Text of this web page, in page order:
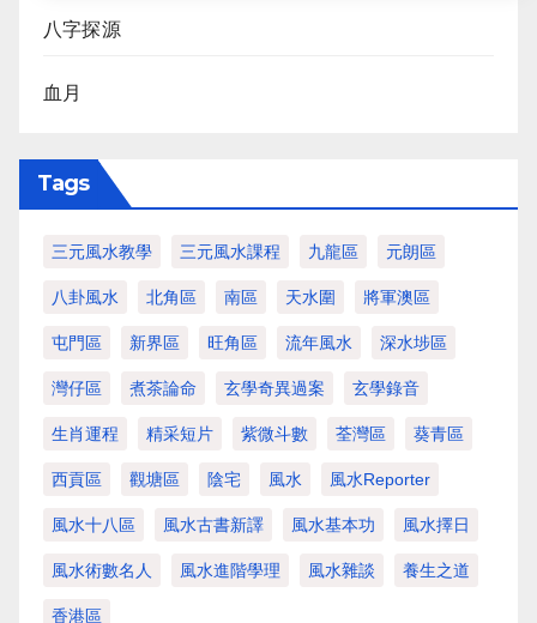
八字探源
血月
Tags
三元風水教學 三元風水課程 九龍區 元朗區
八卦風水 北角區 南區 天水圍 將軍澳區
屯門區 新界區 旺角區 流年風水 深水埗區
灣仔區 煮茶論命 玄學奇異過案 玄學錄音
生肖運程 精采短片 紫微斗數 荃灣區 葵青區
西貢區 觀塘區 陰宅 風水 風水Reporter
風水十八區 風水古書新譯 風水基本功 風水擇日
風水術數名人 風水進階學理 風水雜談 養生之道
香港區